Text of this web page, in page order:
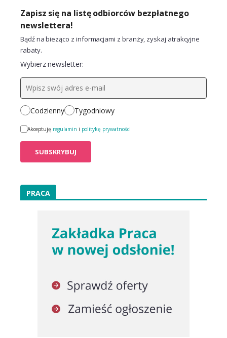
Zapisz się na listę odbiorców bezpłatnego
newslettera!
Bądź na bieżąco z informacjami z branży, zyskaj atrakcyjne
rabaty.
Wybierz newsletter:
Codzienny Tygodniowy
Akceptuję regulamin i politykę prywatności
PRACA